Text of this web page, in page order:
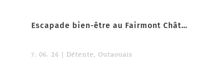
Escapade bien-être au Fairmont Château Montebello
7. 06. 26 | Détente, Outaouais